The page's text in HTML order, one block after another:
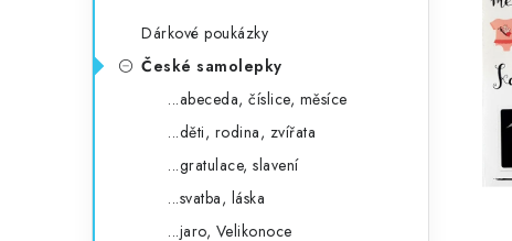
r
g
o
Dárkové poukázky
České samolepky
...abeceda, číslice, měsíce
...děti, rodina, zvířata
...gratulace, slavení
...svatba, láska
...jaro, Velikonoce